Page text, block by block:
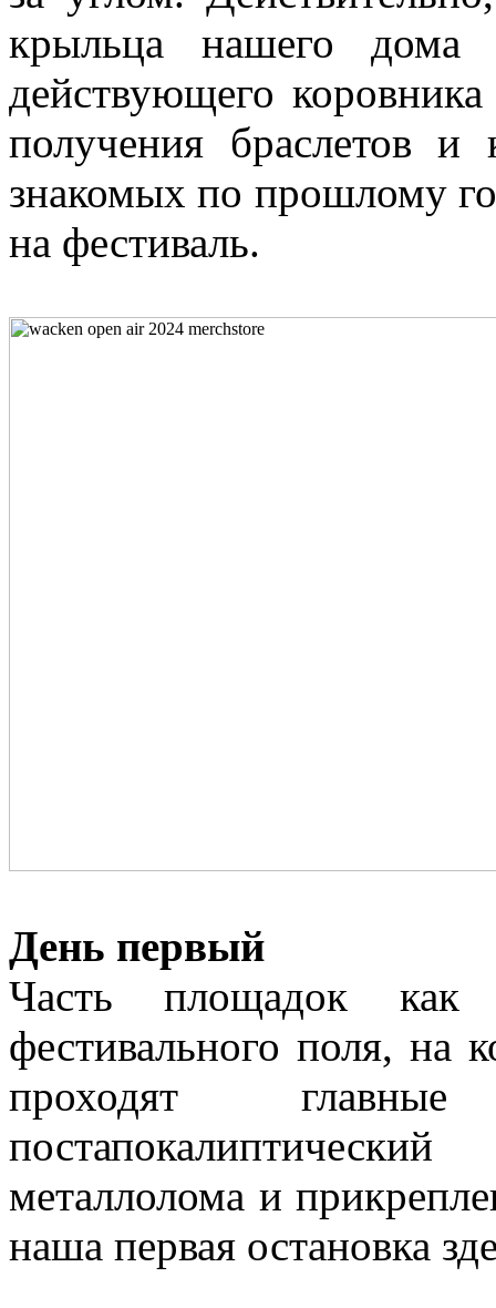
крыльца нашего дома
действующего
получения браслетов и
знакомых по прошлому
на фестиваль.
День первый
Часть площадок
фестивального поля, на
проходят
металлолома и
наша первая остановка